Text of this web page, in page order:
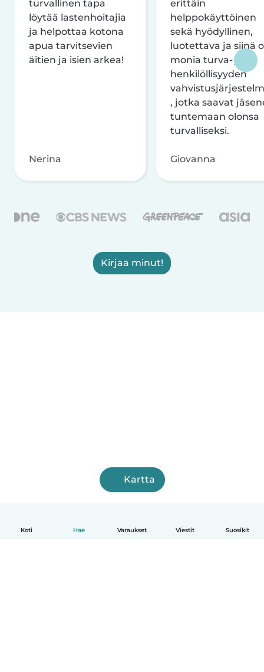
Koti Hae Varaukset Viestit Suosikit
turvallinen tapa
löytää lastenhoitajia
ja helpottaa kotona
apua tarvitsevien
äitien ja isien arkea!
Nerina
erittäin
helppokäyttöinen
sekä hyödyllinen,
luotettava ja siinä
monia turva- ja
henkilöllisyyden
, jotka saavat
tuntemaan olonsa
turvalliseksi.
Giovanna
Kirjaa minut!
Kartta